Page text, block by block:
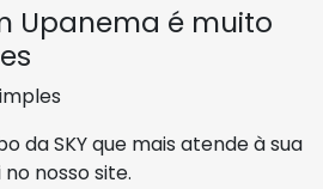
Upanema é muito
da SKY que mais atende à sua
nosso site.